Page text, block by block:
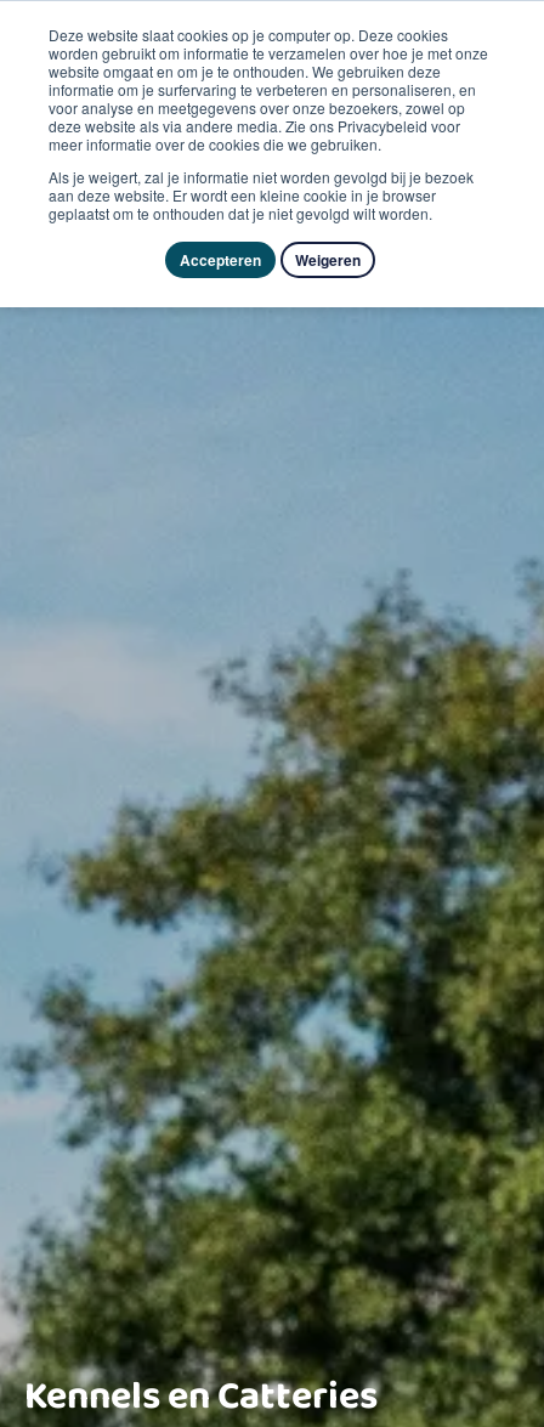
Deze website slaat cookies op je computer op. Deze cookies
worden gebruikt om informatie te verzamelen over hoe je met onze
website omgaat en om je te onthouden. We gebruiken deze
informatie om je surfervaring te verbeteren en personaliseren, en
voor analyse en meetgegevens over onze bezoekers, zowel op
deze website als via andere media. Zie ons Privacybeleid voor
meer informatie over de cookies die we gebruiken.
Als je weigert, zal je informatie niet worden gevolgd bij je bezoek
aan deze website. Er wordt een kleine cookie in je browser
geplaatst om te onthouden dat je niet gevolgd wilt worden.
Accepteren Weigeren
Kennels en Catteries